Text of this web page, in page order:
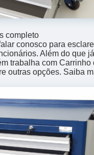
completo
conosco para
Além do que
trabalha com
outras opções. Saiba